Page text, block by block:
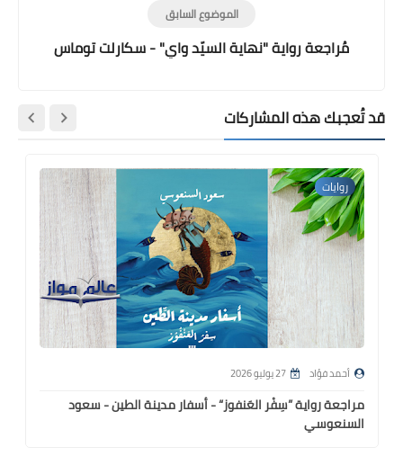
الموضوع السابق
مُراجعة رواية "نهاية السيّد واي" - سكارلت توماس
تُعجبك هذه المشاركات
روايات
أحمد فؤاد 27 يوليو 2026
مراجعة رواية ”سِفْر العَنفوز“ - أسفار مدينة الطين - سعود
السنعوسي